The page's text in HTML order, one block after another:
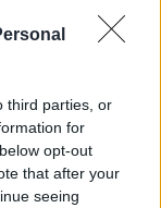
third parties, or
for
opt-out
that after your
seeing
των
δεν
Mercosur
γραμμή και